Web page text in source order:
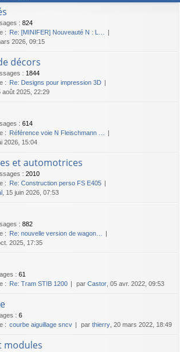
: 824
: Re: [MINIFER] Nouveauté N : L…
2026, 09:15
décors
: 1844
: Re: Designs pour impression 3D
août 2025, 22:29
: 614
: Référence voie N Fleischmann …
2026, 15:04
et automotrices
: 2010
: Re: Construction perso FS E405
, 15 juin 2026, 07:53
: 882
: Re: nouvelle version de wagon…
2025, 17:35
: 61
: Re: Tram STIB 1200 par Castor , 05 avr. 2022, 09:53
: 6
: courbe aiguillage sncv par thierry , 20 mars 2022, 18:49
modules